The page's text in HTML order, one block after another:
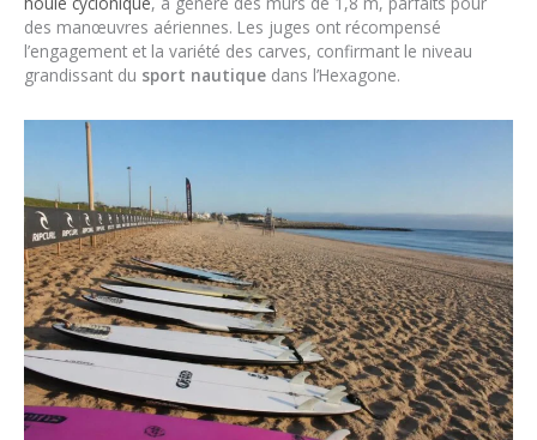
des manœuvres aériennes. Les juges ont récompensé
l’engagement et la variété des carves, confirmant le niveau
grandissant du sport nautique dans l’Hexagone.